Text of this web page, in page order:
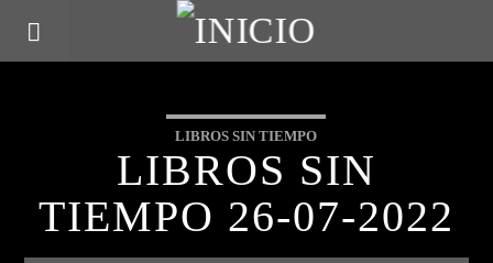
LIBROS SIN TIEMPO
LIBROS SIN
TIEMPO 26-07-2022